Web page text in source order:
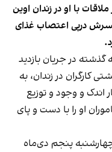
با او در زندان اوین
درپی اعتصاب غذای
در جریان بازدید
کارگران در زندان، به
اندک و وجود و توزیع
او را با دست و پای
پنجم دی‌ماه